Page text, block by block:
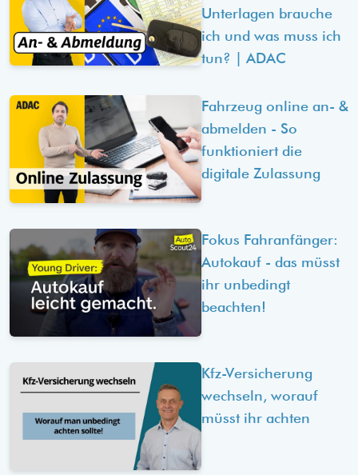
Unterlagen brauche
ich und was muss ich
tun? | ADAC
Fahrzeug online an- &
abmelden - So
funktioniert die
digitale Zulassung
Fokus Fahranfänger:
Autokauf - das müsst
ihr unbedingt
beachten!
Kfz-Versicherung
wechseln, worauf
müsst ihr achten